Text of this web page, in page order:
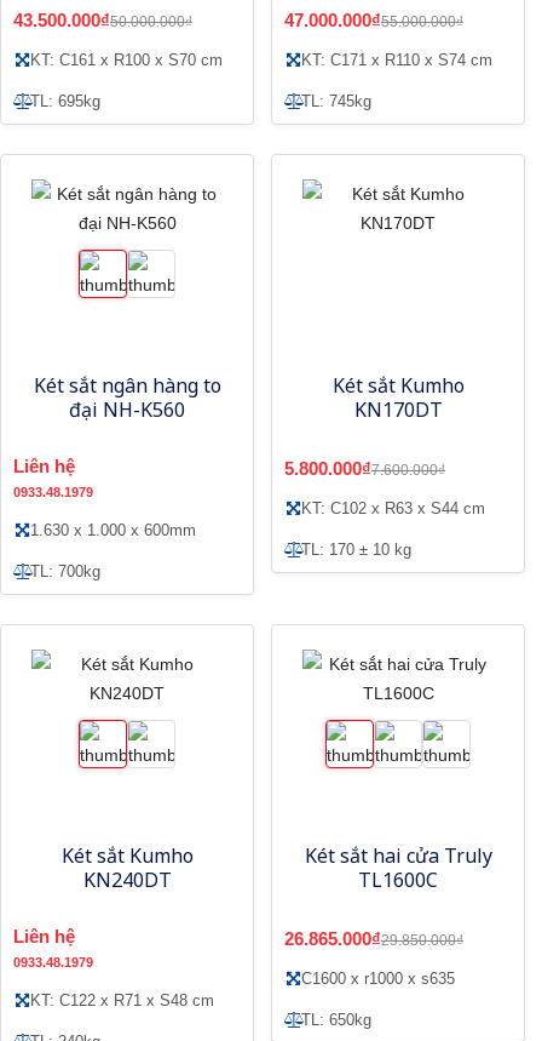
43.500.000₫50.000.000₫
KT: C161 x R100 x S70 cm
TL: 695kg
Quốc
47.000.000₫55.000.000₫
KT: C171 x R110 x S74 cm
TL: 745kg
Két sắt ngân hàng to
đại NH-K560
Liên hệ
0933.48.1979
1.630 x 1.000 x 600mm
TL: 700kg
Két sắt Kumho
KN170DT
5.800.000₫7.600.000₫
KT: C102 x R63 x S44 cm
TL: 170 ± 10 kg
Két sắt Kumho
KN240DT
Liên hệ
0933.48.1979
KT: C122 x R71 x S48 cm
Két sắt hai cửa Truly
TL1600C
26.865.000₫29.850.000₫
C1600 x r1000 x s635
TL: 650kg